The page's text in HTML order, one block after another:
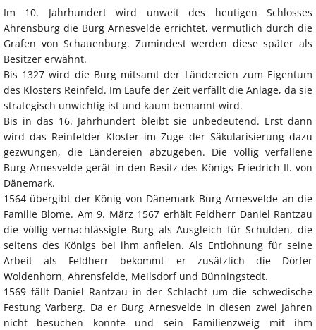
Im 10. Jahrhundert wird unweit des heutigen Schlosses
Ahrensburg die Burg Arnesvelde errichtet, vermutlich durch die
Grafen von Schauenburg. Zumindest werden diese später als
Besitzer erwähnt.
Bis 1327 wird die Burg mitsamt der Ländereien zum Eigentum
des Klosters Reinfeld. Im Laufe der Zeit verfällt die Anlage, da sie
strategisch unwichtig ist und kaum bemannt wird.
Bis in das 16. Jahrhundert bleibt sie unbedeutend. Erst dann
wird das Reinfelder Kloster im Zuge der Säkularisierung dazu
gezwungen, die Ländereien abzugeben. Die völlig verfallene
Burg Arnesvelde gerät in den Besitz des Königs Friedrich II. von
Dänemark.
1564 übergibt der König von Dänemark Burg Arnesvelde an die
Familie Blome. Am 9. März 1567 erhält Feldherr Daniel Rantzau
die völlig vernachlässigte Burg als Ausgleich für Schulden, die
seitens des Königs bei ihm anfielen. Als Entlohnung für seine
Arbeit als Feldherr bekommt er zusätzlich die Dörfer
Woldenhorn, Ahrensfelde, Meilsdorf und Bünningstedt.
1569 fällt Daniel Rantzau in der Schlacht um die schwedische
Festung Varberg. Da er Burg Arnesvelde in diesen zwei Jahren
nicht besuchen konnte und sein Familienzweig mit ihm